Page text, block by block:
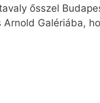
ősszel
Galériába,